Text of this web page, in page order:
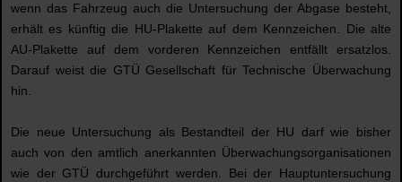
wenn das Fahrzeug auch die Untersuchung der Abgase besteht,
erhält es künftig die HU-Plakette auf dem Kennzeichen. Die alte
AU-Plakette auf dem vorderen Kennzeichen entfällt ersatzlos.
Darauf weist die GTÜ Gesellschaft für Technische Überwachung
hin.
Die neue Untersuchung als Bestandteil der HU darf wie bisher
auch von den amtlich anerkannten Überwachungsorganisationen
wie der GTÜ durchgeführt werden. Bei der Hauptuntersuchung